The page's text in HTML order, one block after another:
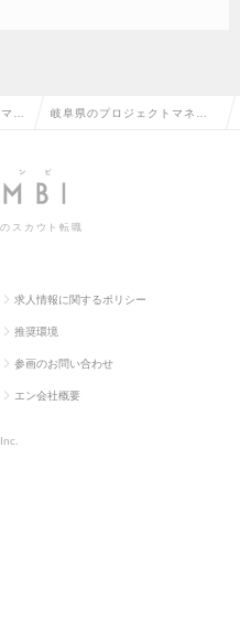
ネ 岐阜県のプロジェクトマネー
職・求人情報一覧
スカウト転職
求人情報に関するポリシー
推奨環境
参画のお問い合わせ
エン会社概要